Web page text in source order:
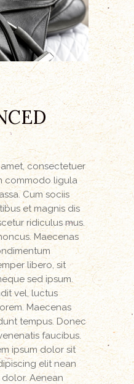
consectetuer
commodo ligula
Cum sociis
et magnis dis
ridiculus mus.
Maecenas
libero, sit
sed ipsum.
vel, luctus
Maecenas
tempus. Donec
faucibus.
ipsum dolor sit
elit nean
Aenean